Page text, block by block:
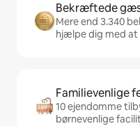
Bekræftede
Mere end 3.340
hjælpe dig med
Familievenlige
10 ejendomme
børnevenlige